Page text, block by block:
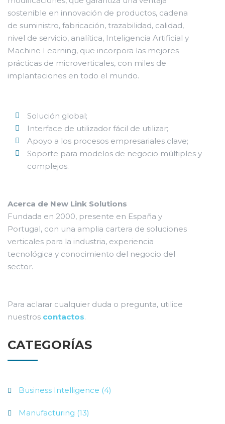
sostenible en innovación de productos, cadena
de suministro, fabricación, trazabilidad, calidad,
nivel de servicio, analítica, Inteligencia Artificial y
Machine Learning, que incorpora las mejores
prácticas de microverticales, con miles de
implantaciones en todo el mundo.
Solución global;
Interface de utilizador fácil de utilizar;
Apoyo a los procesos empresariales clave;
Soporte para modelos de negocio múltiples y
complejos.
Acerca de New Link Solutions
Fundada en 2000, presente en España y
Portugal, con una amplia cartera de soluciones
verticales para la industria, experiencia
tecnológica y conocimiento del negocio del
sector.
Para aclarar cualquier duda o pregunta, utilice
nuestros contactos.
CATEGORÍAS
Business Intelligence (4)
Manufacturing (13)